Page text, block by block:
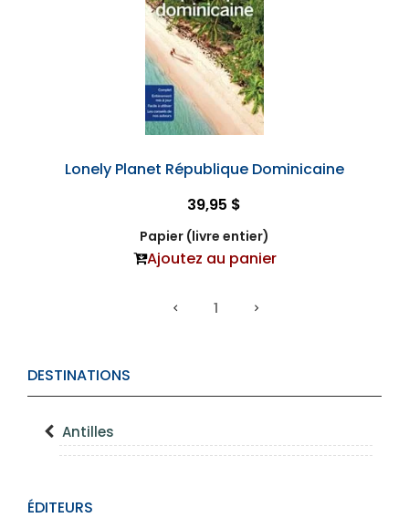
DESTINATIONS
Antilles
ÉDITEURS
Lonely Planet République Dominicaine
39,95 $
Papier (livre entier)
Ajoutez au panier
1